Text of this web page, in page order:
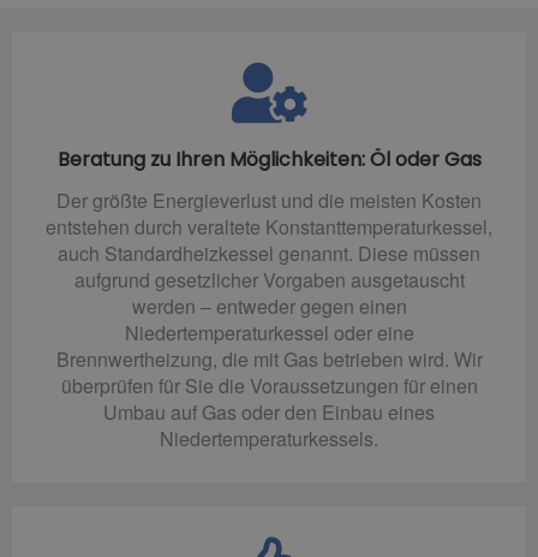
Beratung zu Ihren Möglichkeiten: Öl oder Gas
Der größte Energieverlust und die meisten Kosten
entstehen durch veraltete Konstanttemperaturkessel,
auch Standardheizkessel genannt. Diese müssen
aufgrund gesetzlicher Vorgaben ausgetauscht
werden – entweder gegen einen
Niedertemperaturkessel oder eine
Brennwertheizung, die mit Gas betrieben wird. Wir
überprüfen für Sie die Voraussetzungen für einen
Umbau auf Gas oder den Einbau eines
Niedertemperaturkessels.